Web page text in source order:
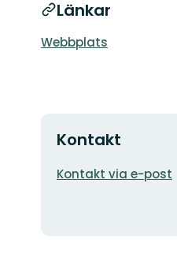
Länkar
Webbplats
Kontakt
E-
Kontakt via e-post